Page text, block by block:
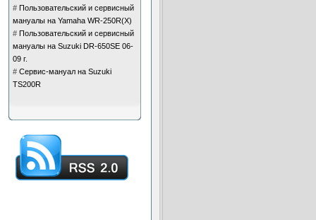
# Пользовательский и сервисный
мануалы на Yamaha WR-250R(X)
# Пользовательский и сервисный
мануалы на Suzuki DR-650SE 06-
09 г.
# Сервис-мануал на Suzuki
TS200R